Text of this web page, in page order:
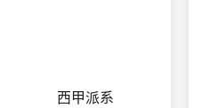
西甲派系